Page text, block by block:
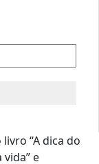
“A dica do
e